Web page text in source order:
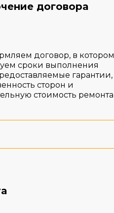
договора
договор, в котором
сроки выполнения
гарантии,
сторон и
стоимость ремонта